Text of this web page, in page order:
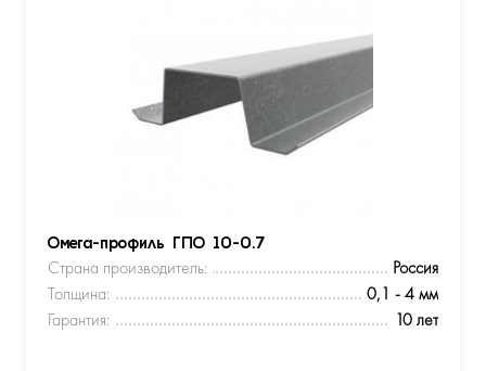
Омега-профиль ГПО 10-0.7
Страна производитель:
Россия
Толщина:
0,1 - 4 мм
Гарантия:
10 лет